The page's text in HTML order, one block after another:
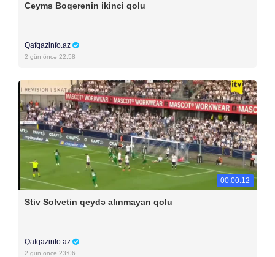
Ceyms Boqerenin ikinci qolu
Qafqazinfo.az
2 gün öncə 22:58
00:00:12
Stiv Solvetin qeydə alınmayan qolu
Qafqazinfo.az
2 gün öncə 23:06